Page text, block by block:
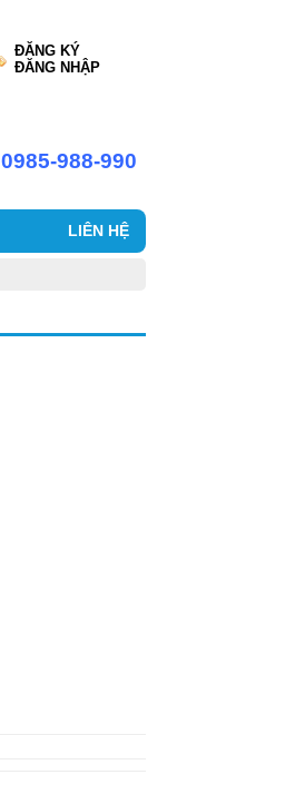
ĐĂNG KÝ
ĐĂNG NHẬP
0985-988-990
LIÊN HỆ